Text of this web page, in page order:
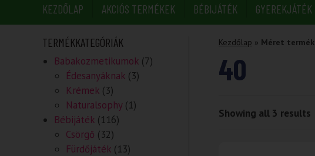
KEZDŐLAP AKCIÓS TERMÉKEK BÉBIJÁTÉK GYEREKJÁTÉK
TERMÉKKATEGÓRIÁK
Babakozmetikumok (7)
Édesanyáknak (3)
Krémek (3)
Naturalsophy (1)
Bébijáték (116)
Csörgő (32)
Fürdőjáték (13)
Kezdőlap » Méret termék
40
Showing all 3 results